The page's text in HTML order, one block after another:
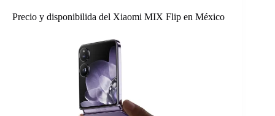
Precio y disponibilida del Xiaomi MIX Flip en México